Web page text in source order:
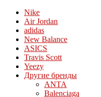
Nike
Air Jordan
adidas
New Balance
ASICS
Travis Scott
Yeezy
Другие бренды
ANTA
Balenciaga